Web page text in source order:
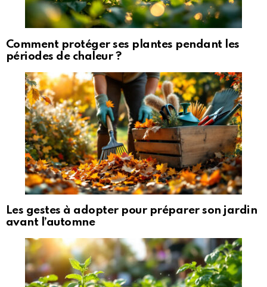
Comment protéger ses plantes pendant les
périodes de chaleur ?
Les gestes à adopter pour préparer son jardin
avant l’automne